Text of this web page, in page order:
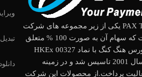
شرکت (PAX Technology Limited (PAX یکی از زیر مجموعه های شرکت
PAX Global Technology Ltd. است که سهام آن به صورت 100 % متعلق
به آن است و از دسامبر 2010 در بورس هنگ کنگ با نماد HKEx 00327
شناخته می شود.شرکت PAX در سال 2001 تاسیس شد و در زمینه
پرداخت.از محصولات این شرکت